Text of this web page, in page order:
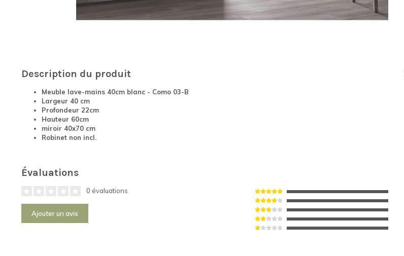
Description du produit
Meuble lave-mains 40cm blanc - Como 03-B
Largeur 40 cm
Profondeur 22cm
Hauteur 60cm
miroir 40x70 cm
Robinet non incl.
Évaluations
0 évaluations
Ajouter un avis